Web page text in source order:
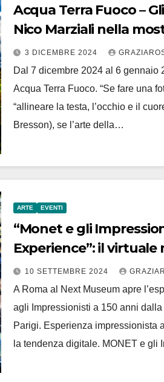
Acqua Terra Fuoco –
Nico Marziali nella
nel borgo di Bracciano
3 DICEMBRE 2024
Dal 7 dicembre 2024 al 6 gennaio
Acqua Terra Fuoco. “Se fare una
“allineare la testa, l’occhio e il
Bresson), se l’arte della…
ARTE EVENTI
“Monet e gli
Experience”: il virtuale
10 SETTEMBRE 2024
A Roma al Next Museum apre
agli Impressionisti a 150 anni dalla
Parigi. Esperienza impressionista
la tendenza digitale. MONET e gli